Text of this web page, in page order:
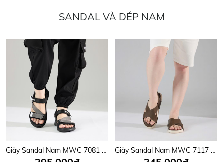
SANDAL VÀ DÉP NAM
Giày Sandal Nam MWC 7081 - Sandal Nam Quai Ngang Chéo Phối Lót Dán Thời Trang, Sandal Nam Công Sở Năng Động, Trẻ Trung. Giày Sandal Nam MWC 7117 - Sandal Nam Hai Quai Chéo Êm Nhẹ, Thanh Lịch, Trẻ Trung, Năng Động, Thời Trang.